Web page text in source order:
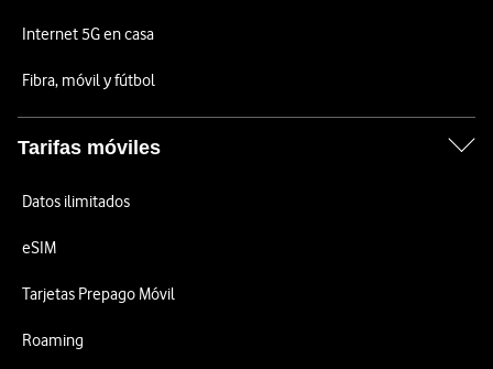
Internet 5G en casa
Fibra, móvil y fútbol
Tarifas móviles
Datos ilimitados
eSIM
Tarjetas Prepago Móvil
Roaming